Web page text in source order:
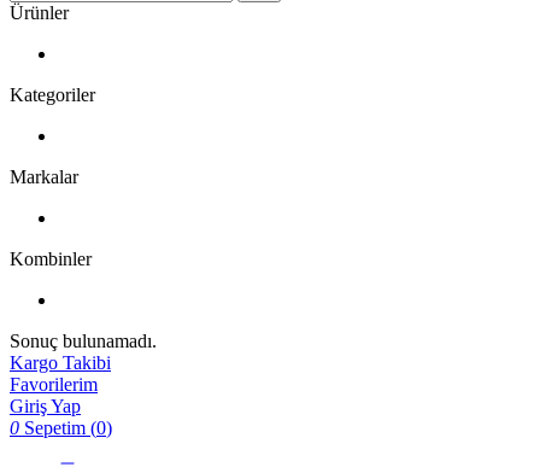
Ürünler
Kategoriler
Markalar
Kombinler
Sonuç bulunamadı.
Kargo Takibi
Favorilerim
Giriş Yap
0 Sepetim (0)